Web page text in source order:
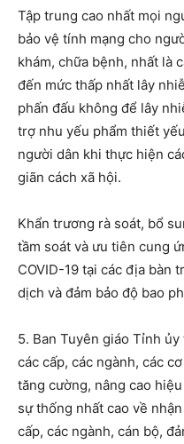
Tập trung cao nhất mọi
bảo vệ tính mạng cho
khám, chữa bệnh, nhất là
đến mức thấp nhất lây
phấn đấu không để lây
trợ nhu yếu phẩm thiết
người dân khi thực hiện
giãn cách xã hội.
Khẩn trương rà soát, bổ
tầm soát và ưu tiên cung
COVID-19 tại các địa bàn
dịch và đảm bảo độ bao
5. Ban Tuyên giáo Tỉnh
các cấp, các ngành, các
tăng cường, nâng cao
sự thống nhất cao về
cấp, các ngành, cán bộ,